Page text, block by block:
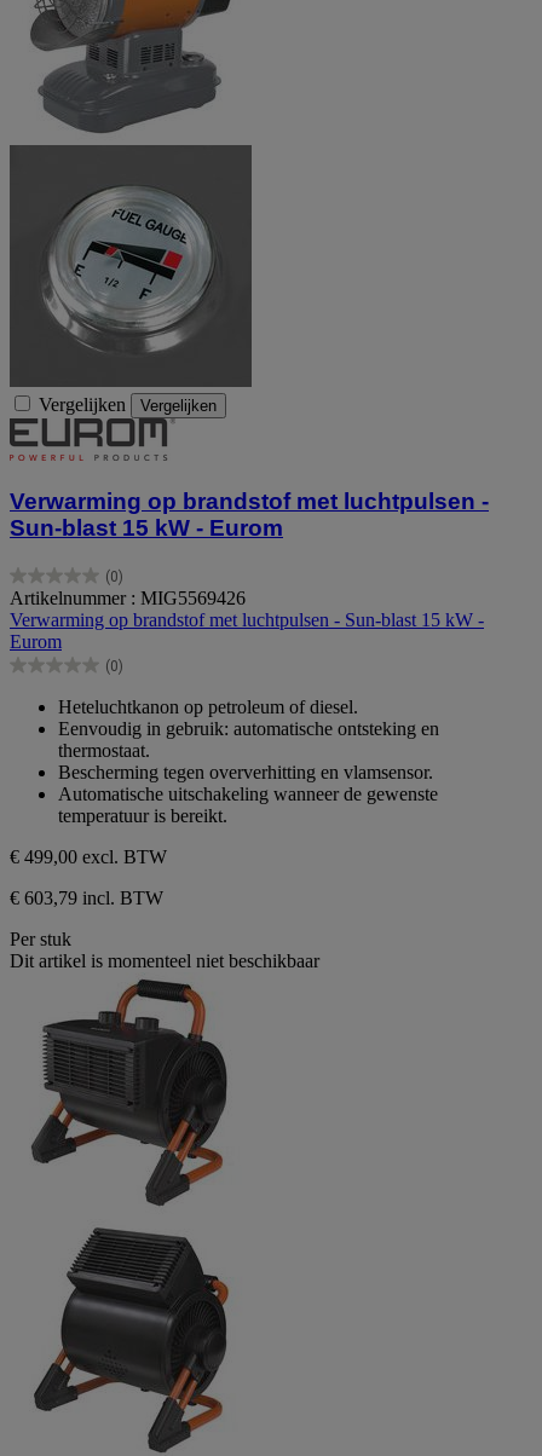
Vergelijken Vergelijken
Verwarming op brandstof met luchtpulsen -
Sun-blast 15 kW - Eurom
(0)
0.0
van
de
5
sterren.
Artikelnummer : MIG5569426
Verwarming op brandstof met luchtpulsen - Sun-blast 15 kW -
Eurom
(0)
0.0
sterren.
Heteluchtkanon op petroleum of diesel.
Eenvoudig in gebruik: automatische ontsteking en
thermostaat.
Bescherming tegen oververhitting en vlamsensor.
Automatische uitschakeling wanneer de gewenste
temperatuur is bereikt.
€ 499,00 excl. BTW
€ 603,79 incl. BTW
Per stuk
Dit artikel is momenteel niet beschikbaar